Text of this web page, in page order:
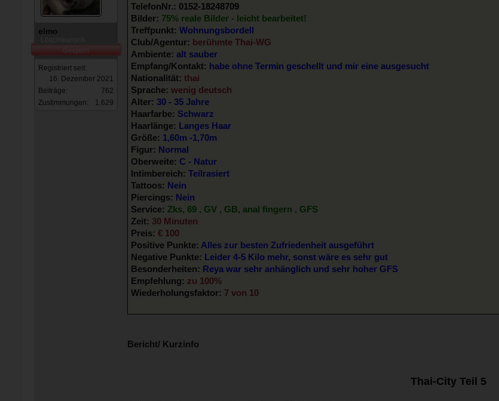
elmo
Registriert seit:
16. Dezember 2021
Beiträge:
762
Zustimmungen:
1.629
TelefonNr.: 0152-18248709
Bilder: 75% reale Bilder - leicht bearbeitet!
Treffpunkt: Wohnungsbordell
Club/Agentur: berühmte Thai-WG
Ambiente: alt sauber
Empfang/Kontakt: habe ohne Termin geschellt und mir eine ausgesucht
Nationalität: thai
Sprache: wenig deutsch
Alter: 30 - 35 Jahre
Haarfarbe: Schwarz
Haarlänge: Langes Haar
Größe: 1,60m -1,70m
Figur: Normal
Oberweite: C - Natur
Intimbereich: Teilrasiert
Tattoos: Nein
Piercings: Nein
Service: Zks, 69 , GV , GB, anal fingern , GFS
Zeit: 30 Minuten
Preis: € 100
Positive Punkte: Alles zur besten Zufriedenheit ausgeführt
Negative Punkte: Leider 4-5 Kilo mehr, sonst wäre es sehr gut
Besonderheiten: Reya war sehr anhänglich und sehr hoher GFS
Empfehlung: zu 100%
Wiederholungsfaktor: 7 von 10
Bericht/ Kurzinfo
Thai-City Teil 5